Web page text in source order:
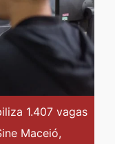
1.407 vagas
Maceió,